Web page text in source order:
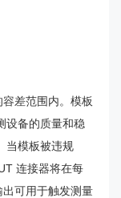
差范围内。模板
设备的质量和稳
当模板被违规
连接器将在每
可用于触发测量